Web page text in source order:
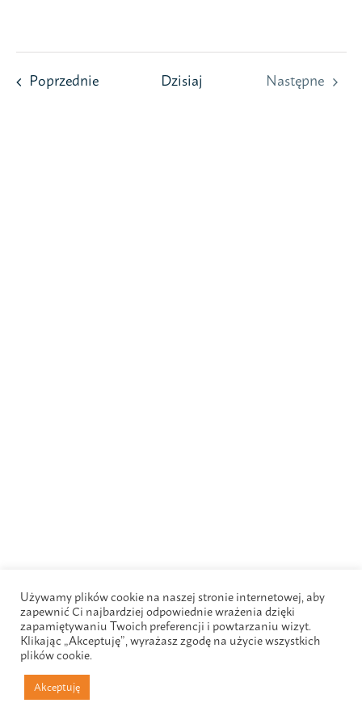
PoprzednieWydarzeniaDzisiaj
Następne
Używamy plików cookie na naszej stronie internetowej, aby
zapewnić Ci najbardziej odpowiednie wrażenia dzięki
zapamiętywaniu Twoich preferencji i powtarzaniu wizyt.
Klikając „Akceptuję”, wyrażasz zgodę na użycie wszystkich
plików cookie.
Akceptuję